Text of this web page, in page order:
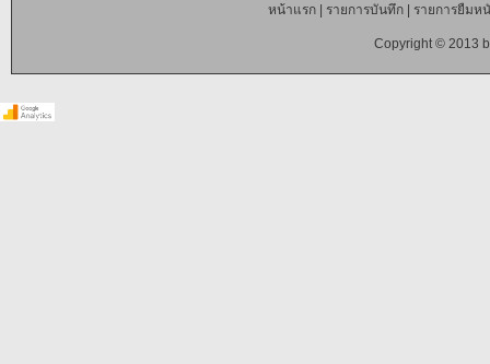
หน้าแรก| รายการบันทึก| รายการยืมห
Copyright © 2013